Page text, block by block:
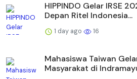
HIPPINDO Gelar IRSE
Depan Ritel Indonesia...
1 day ago 16
Mahasiswa Taiwan
Masyarakat di